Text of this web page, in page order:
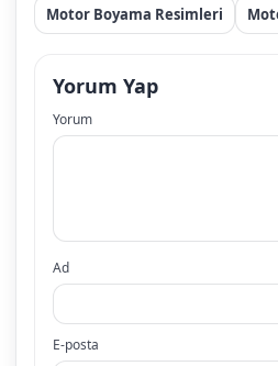
Motor Boyama Resimleri
Yorum Yap
Yorum
Ad
E-posta